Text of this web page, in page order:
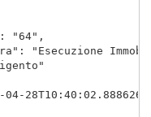
"64",
"Esecuzione